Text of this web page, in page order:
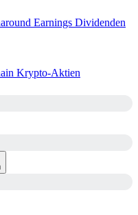
Earnings Dividenden
Krypto-Aktien